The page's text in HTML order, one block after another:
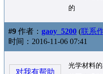
的
#9 作者： gaoy_5200 (联系
时间：2016-11-06 07:41
对我有帮助
光学材料